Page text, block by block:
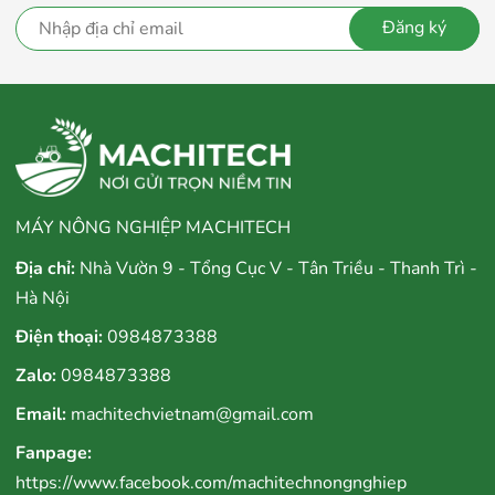
(Độ hạ hàm chỉ 10cm - Gặt được cả lúa đổ)
Đăng ký
MÁY NÔNG NGHIỆP MACHITECH
Địa chỉ: Nhà Vườn 9 - Tổng Cục V - Tân Triều - Thanh Trì -
Hà Nội
Điện thoại:0984873388
Zalo:0984873388
Email: machitechvietnam@gmail.com
Fanpage:
https://www.facebook.com/machitechnongnghiep